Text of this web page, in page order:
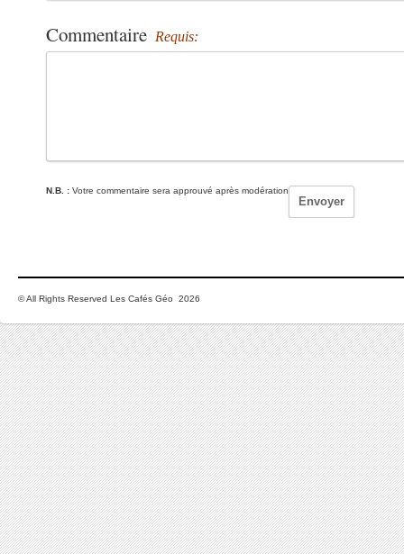
Commentaire Requis:
N.B. : Votre commentaire sera approuvé après modération
© All Rights Reserved Les Cafés Géo 2026